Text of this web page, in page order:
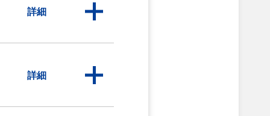
詳細
詳細